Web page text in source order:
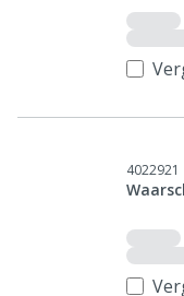
4022921